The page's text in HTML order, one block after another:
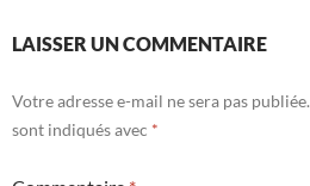
LAISSER UN COMMENTAIRE
Votre adresse e-mail ne sera pas publiée.
sont indiqués avec *